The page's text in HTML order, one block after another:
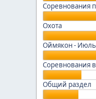
Соревнования
Охота
Оймякон -
Соревнования
Общий раздел